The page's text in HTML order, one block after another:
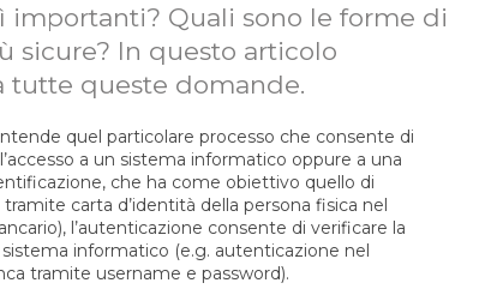
importanti? Quali sono le forme di
sicure? In questo articolo
tutte queste domande.
quel particolare processo che consente di
a un sistema informatico oppure a una
che ha come obiettivo quello di
carta d’identità della persona fisica nel
l’autenticazione consente di verificare la
informatico (e.g. autenticazione nel
tramite username e password).